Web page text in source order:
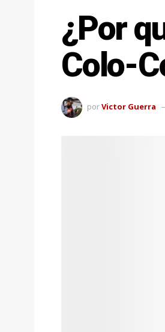
¿Por
Colo-
porVictor Guerra